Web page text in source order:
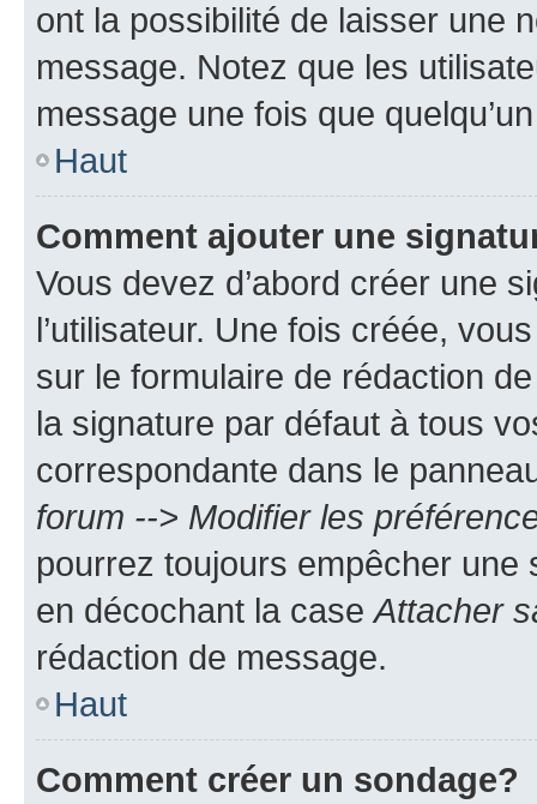
ont la possibilité de laisser une
message. Notez que les
message une fois que
Haut
Comment ajouter une
Vous devez d’abord créer une
l’utilisateur. Une fois créée,
sur le formulaire de rédaction
la signature par défaut à tous
correspondante dans le
forum --> Modifier les
pourrez toujours empêcher une
en décochant la case Attacher
rédaction de message.
Haut
Comment créer un sondage?